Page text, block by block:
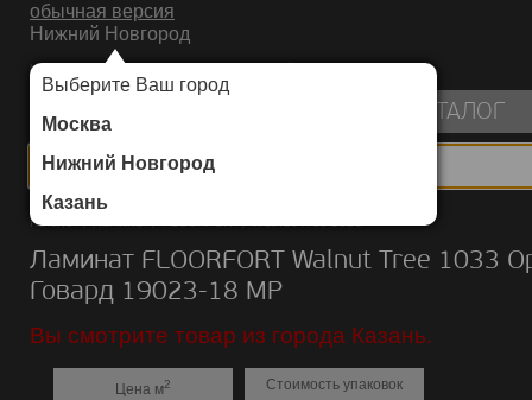
обычная версия
Нижний Новгород
Выберите Ваш город
Москва
Нижний Новгород
Казань
ИНТЕРНЕТ-МАГАЗИН НАПОЛЬНЫХ ПОКРЫТИЙ
КАТАЛОГ
Каталог/Ламинат/FLOORFORT/Walnut Tree 1033
Ламинат FLOORFORT Walnut Tree 1033
Говард 19023-18 MP
Вы смотрите товар из города Казань.
Цена м2 Стоимость упаковок